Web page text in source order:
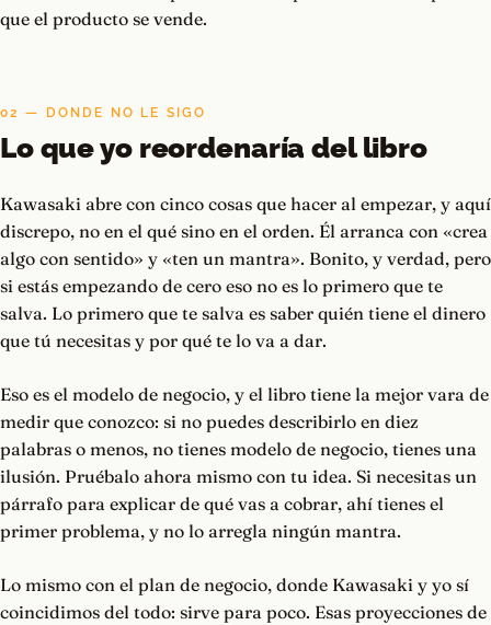
que el producto se vende.
02 — DONDE NO LE SIGO
Lo que yo reordenaría del libro
Kawasaki abre con cinco cosas que hacer al empezar, y aquí
discrepo, no en el qué sino en el orden. Él arranca con «crea
algo con sentido» y «ten un mantra». Bonito, y verdad, pero
si estás empezando de cero eso no es lo primero que te
salva. Lo primero que te salva es saber quién tiene el dinero
que tú necesitas y por qué te lo va a dar.
Eso es el modelo de negocio, y el libro tiene la mejor vara de
medir que conozco: si no puedes describirlo en diez
palabras o menos, no tienes modelo de negocio, tienes una
ilusión. Pruébalo ahora mismo con tu idea. Si necesitas un
párrafo para explicar de qué vas a cobrar, ahí tienes el
primer problema, y no lo arregla ningún mantra.
Lo mismo con el plan de negocio, donde Kawasaki y yo sí
coincidimos del todo: sirve para poco. Esas proyecciones de